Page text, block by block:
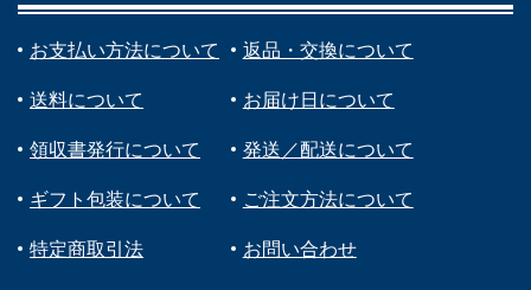
お支払い方法について 返品・交換について
送料について お届け日について
領収書発行について 発送／配送について
ギフト包装について ご注文方法について
特定商取引法 お問い合わせ